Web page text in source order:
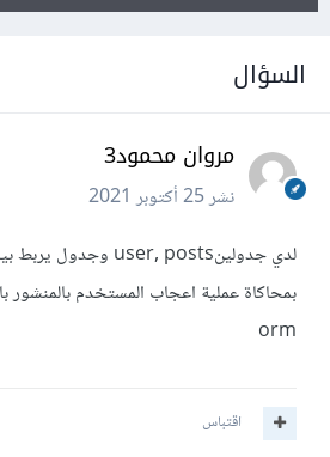
السؤال
مروان محمود3
نشر25 أكتوبر 2021
orm
اقتباس